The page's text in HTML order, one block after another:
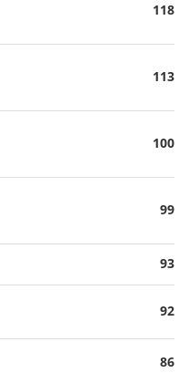
118
113
100
99
93
92
86